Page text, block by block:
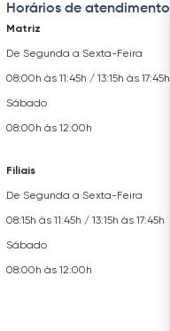
Horários de atendimento
Matriz
De Segunda a Sexta-Feira
08:00h às 11:45h / 13:15h às 17:45h
Sábado
08:00h às 12:00h
Filiais
De Segunda a Sexta-Feira
08:15h às 11:45h / 13:15h às 17:45h
Sábado
08:00h às 12:00h